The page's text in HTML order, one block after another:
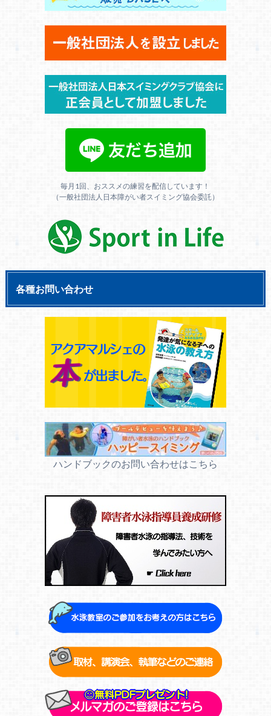
毎月1回、おススメの練習を配信しています！
（一般社団法人日本障がい者スイミング協会委託）
各種お問い合わせ
ハンドブックのお問い合わせはこちら